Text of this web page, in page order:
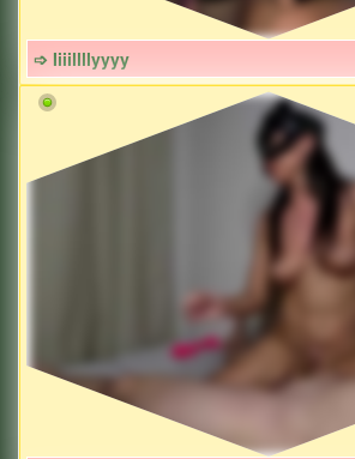
➩ Iiiillllyyyy